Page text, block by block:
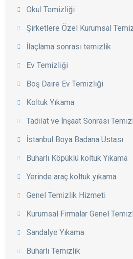
Okul Temizliği
Şirketlere Özel Kurumsal
İlaçlama sonrası temizlik
Ev Temizliği
Boş Daire Ev Temizliği
Koltuk Yıkama
Tadilat ve İnşaat Sonrası
İstanbul Boya Badana Ustası
Buharlı Köpüklü koltuk Yıkama
Yerinde araç koltuk yıkama
Genel Temizlik Hizmeti
Kurumsal Firmalar Genel
Sandalye Yıkama
Buharlı Temizlik